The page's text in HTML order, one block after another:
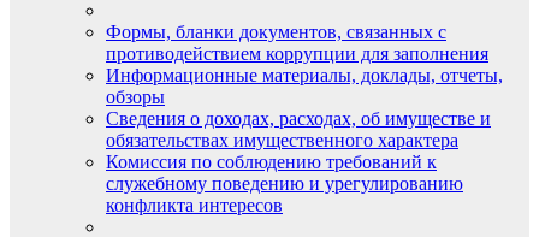
Формы, бланки документов, связанных с
противодействием коррупции для заполнения
Информационные материалы, доклады, отчеты,
обзоры
Сведения о доходах, расходах, об имуществе и
обязательствах имущественного характера
Комиссия по соблюдению требований к
служебному поведению и урегулированию
конфликта интересов